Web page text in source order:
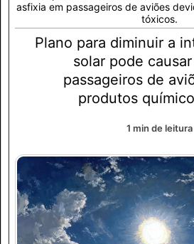
asfixia em passageiros de aviões
tóxicos.
Plano para diminuir a
solar pode
passageiros de
produtos
1 min de leitura